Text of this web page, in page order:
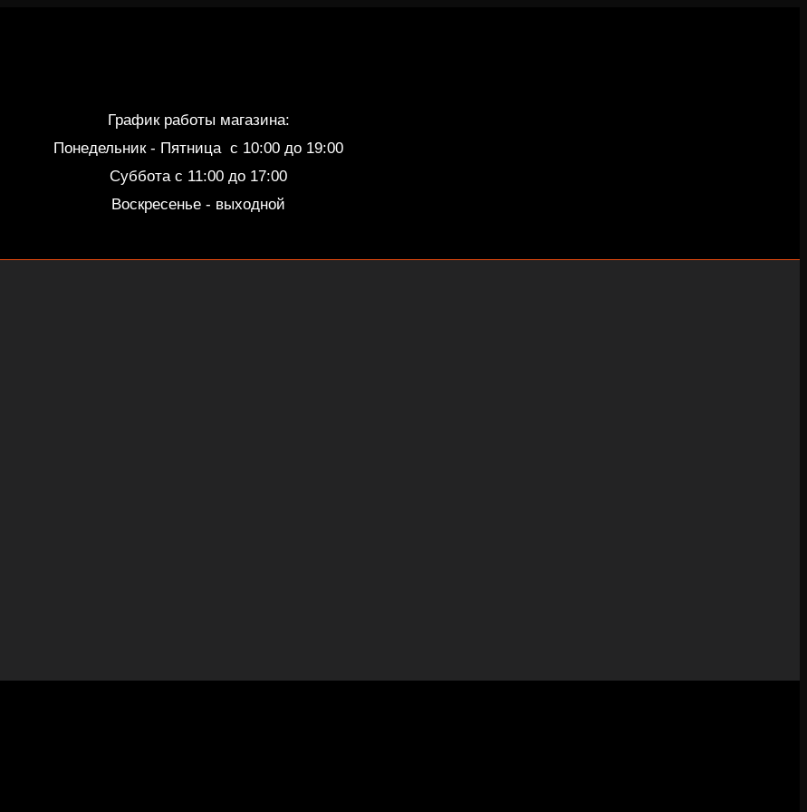
График работы магазина:
Понедельник - Пятница c 10:00 до 19:00
Суббота с 11:00 до 17:00
Воскресенье - выходной